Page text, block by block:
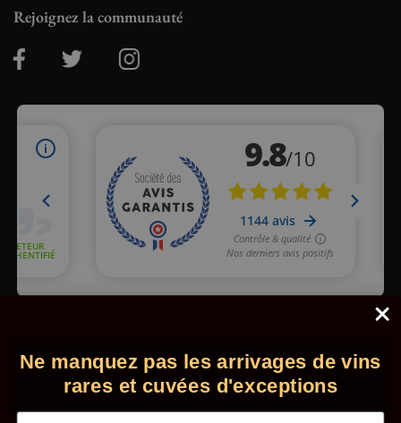
Rejoignez la communauté
© 2026 - Comptoir des Millésimes. Tous droits réservés.•
Mentions légales
CGV
Ne manquez pas les arrivages de vins
rares et cuvées d'exceptions
Email